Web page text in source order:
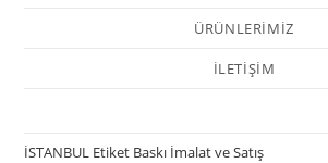
ÜRÜNLERİMİZ
İLETİŞİM
İSTANBUL Etiket Baskı İmalat ve Satış